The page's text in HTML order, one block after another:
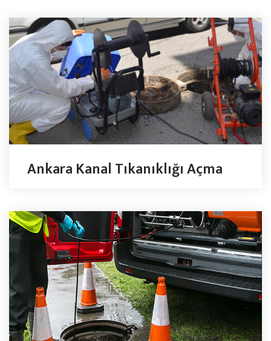
Ankara Kanal Tıkanıklığı Açma